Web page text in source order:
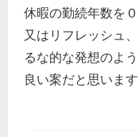
休暇の勤続年数を
又はリフレッシュ
るな的な発想のよ
良い案だと思います